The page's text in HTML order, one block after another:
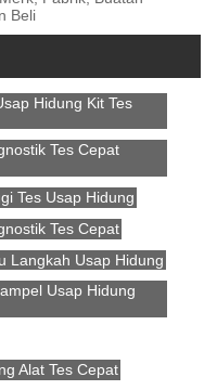
Beli
Hidung Kit Tes
Tes Cepat
Tes Usap Hidung
Tes Cepat
Langkah Usap Hidung
Usap Hidung
Alat Tes Cepat